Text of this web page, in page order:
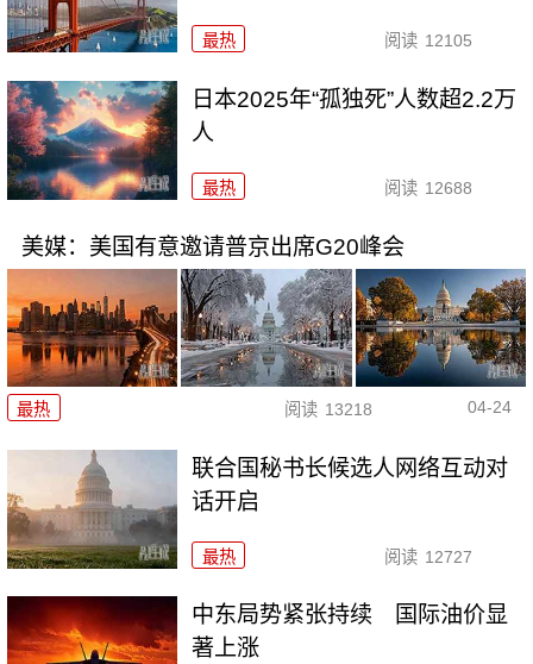
最热 阅读 12105
日本2025年“孤独死”人数超2.2万
人
最热 阅读 12688
美媒：美国有意邀请普京出席G20峰会
最热 阅读 13218 04-24
联合国秘书长候选人网络互动对
话开启
最热 阅读 12727
中东局势紧张持续 国际油价显
著上涨